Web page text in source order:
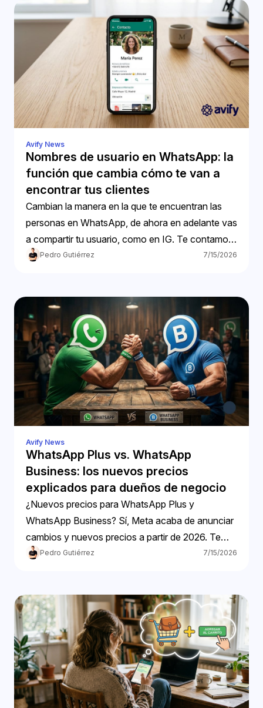
Avify News
Nombres de usuario en WhatsApp: la
función que cambia cómo te van a
encontrar tus clientes
Cambian la manera en la que te encuentran las
personas en WhatsApp, de ahora en adelante vas
a compartir tu usuario, como en IG. Te contamos
más.Pedro Gutiérrez 7/15/2026
Avify News
WhatsApp Plus vs. WhatsApp
Business: los nuevos precios
explicados para dueños de negocio
¿Nuevos precios para WhatsApp Plus y
WhatsApp Business? Sí, Meta acaba de anunciar
cambios y nuevos precios a partir de 2026. Te
contamos.
Pedro Gutiérrez 7/15/2026